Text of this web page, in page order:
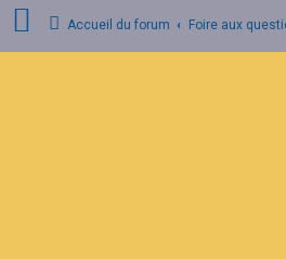
Accueil du forum Foire aux